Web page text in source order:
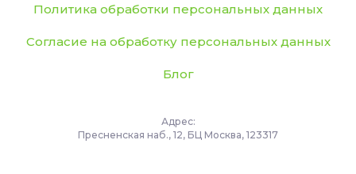
Политика обработки персональных данных
Согласие на обработку персональных данных
Блог
Адрес:
Пресненская наб., 12, БЦ Москва, 123317